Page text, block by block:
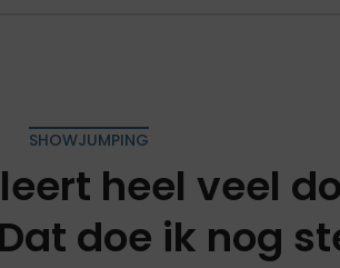
SHOWJUMPING
heel veel
doe ik nog